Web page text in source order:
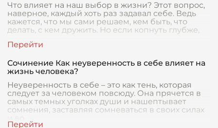
Что влияет на наш выбор в жизни? Этот вопрос,
наверное, каждый хоть раз задавал себе. Ведь
кажется, что мы сами решаем, кем быть, что
делать, с кем дружить. Но если копнуть глубже,
Сочинение Как неуверенность в себе влияет на
жизнь человека?
Неуверенность в себе – это как тень, которая
следует за человеком повсюду. Она прячется в
самых темных уголках души и нашептывает
сомнения, заставляя сомневаться в своих силах